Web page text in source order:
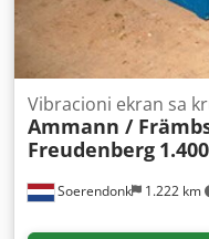
Soerendonk 1.222 km
Vibracioni ekran sa
Ammann /
Freudenberg